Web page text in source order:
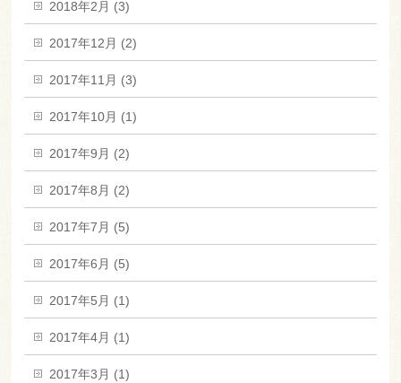
2018年2月 (3)
2017年12月 (2)
2017年11月 (3)
2017年10月 (1)
2017年9月 (2)
2017年8月 (2)
2017年7月 (5)
2017年6月 (5)
2017年5月 (1)
2017年4月 (1)
2017年3月 (1)